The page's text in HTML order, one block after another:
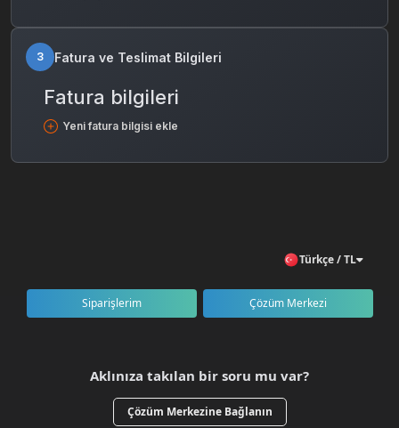
3 Fatura ve Teslimat Bilgileri
Fatura bilgileri
Yeni fatura bilgisi ekle
Türkçe / TL
Siparişlerim Çözüm Merkezi
Aklınıza takılan bir soru mu var?
Çözüm Merkezine Bağlanın